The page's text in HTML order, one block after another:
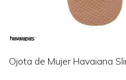
Ojota de Mujer Havaiana